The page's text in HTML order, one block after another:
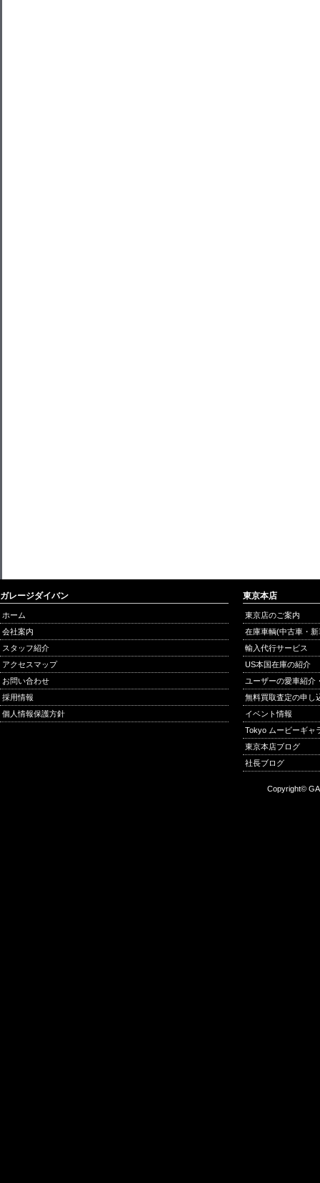
ガレージダイバン
ホーム
会社案内
スタッフ紹介
アクセスマップ
お問い合わせ
採用情報
個人情報保護方針
東京本店
東京店のご案内
在庫車輌(中古車・
輸入代行サービス
US本国在庫の紹介
ユーザーの愛車紹介
無料買取査定の申し
イベント情報
Tokyo ムービーギャ
東京本店ブログ
社長ブログ
Copyright©